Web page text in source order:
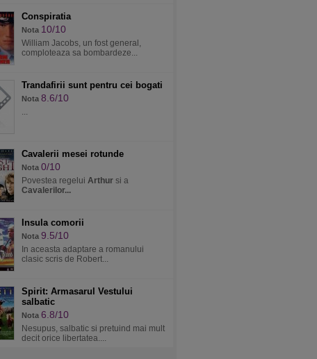
Conspiratia
Nota 10/10
William Jacobs, un fost general,
comploteaza sa bombardeze...
Trandafirii sunt pentru cei bogati
Nota 8.6/10
...
Cavalerii mesei rotunde
Nota 0/10
Povestea regelui Arthur si a
Cavalerilor...
Insula comorii
Nota 9.5/10
In aceasta adaptare a romanului
clasic scris de Robert...
Spirit: Armasarul Vestului
salbatic
Nota 6.8/10
Nesupus, salbatic si pretuind mai mult
decit orice libertatea....